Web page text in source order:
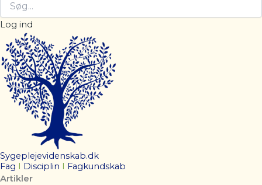
Log ind
Sygeplejevidenskab.dk
Fag
Disciplin Fagkundskab
Artikler